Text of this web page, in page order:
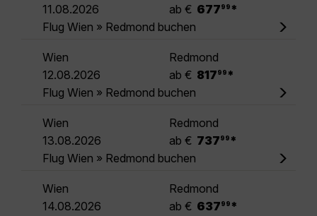
11.08.2026
ab € 677 99 *
Flug Wien » Redmond buchen
Wien
Redmond
12.08.2026
ab € 817 99 *
Flug Wien » Redmond buchen
Wien
Redmond
13.08.2026
ab € 737 99 *
Flug Wien » Redmond buchen
Wien
Redmond
14.08.2026
ab € 637 99 *